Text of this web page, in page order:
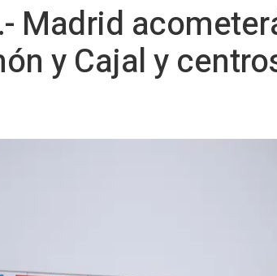
Madrid
y Cajal y